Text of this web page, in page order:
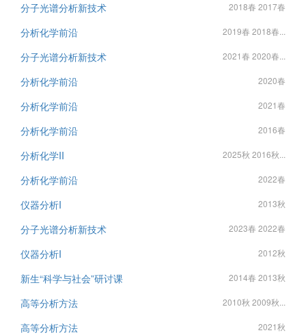
分子光谱分析新技术 2018春 2017春
分析化学前沿 2019春 2018春...
分子光谱分析新技术 2021春 2020春...
分析化学前沿 2020春
分析化学前沿 2021春
分析化学前沿 2016春
分析化学II 2025秋 2016秋...
分析化学前沿 2022春
仪器分析I 2013秋
分子光谱分析新技术 2023春 2022春
仪器分析I 2012秋
新生“科学与社会”研讨课 2014春 2013秋
高等分析方法 2010秋 2009秋...
高等分析方法 2021秋